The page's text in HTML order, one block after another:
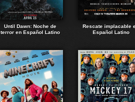
Until Dawn: Noche de
terror en Español Latino
Rescate implacable
Español Latino